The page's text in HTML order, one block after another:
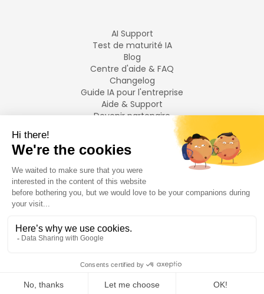
AI Support
Test de maturité IA
Blog
Centre d'aide & FAQ
Changelog
Guide IA pour l'entreprise
Aide & Support
Devenir partenaire
LANGUES
Français
English
2026Swiftask. Tous droits réservés.